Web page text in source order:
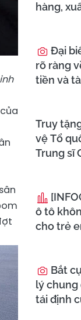
hàng,
Đại
rõ ràng
tiền và
Truy
vệ Tổ
Trung sĩ
ô tô
cho trẻ
Bắt
lý chung
tái định